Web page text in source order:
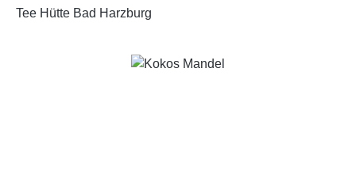
Tee Hütte Bad Harzburg
Bildergalerie überspringen